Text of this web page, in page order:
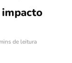
de leitura